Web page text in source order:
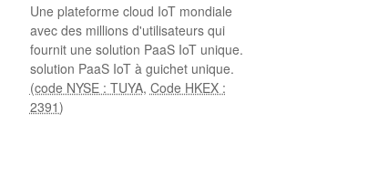
Une plateforme cloud IoT mondiale
avec des millions d'utilisateurs qui
fournit une solution PaaS IoT unique.
solution PaaS IoT à guichet unique.
(code NYSE : TUYA, Code HKEX :
2391)